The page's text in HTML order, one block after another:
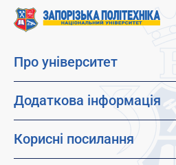
Про університет
Місія, візія та цінності
Факультети
Додаткова інформація
Дистанційне навчання
Корисні посилання